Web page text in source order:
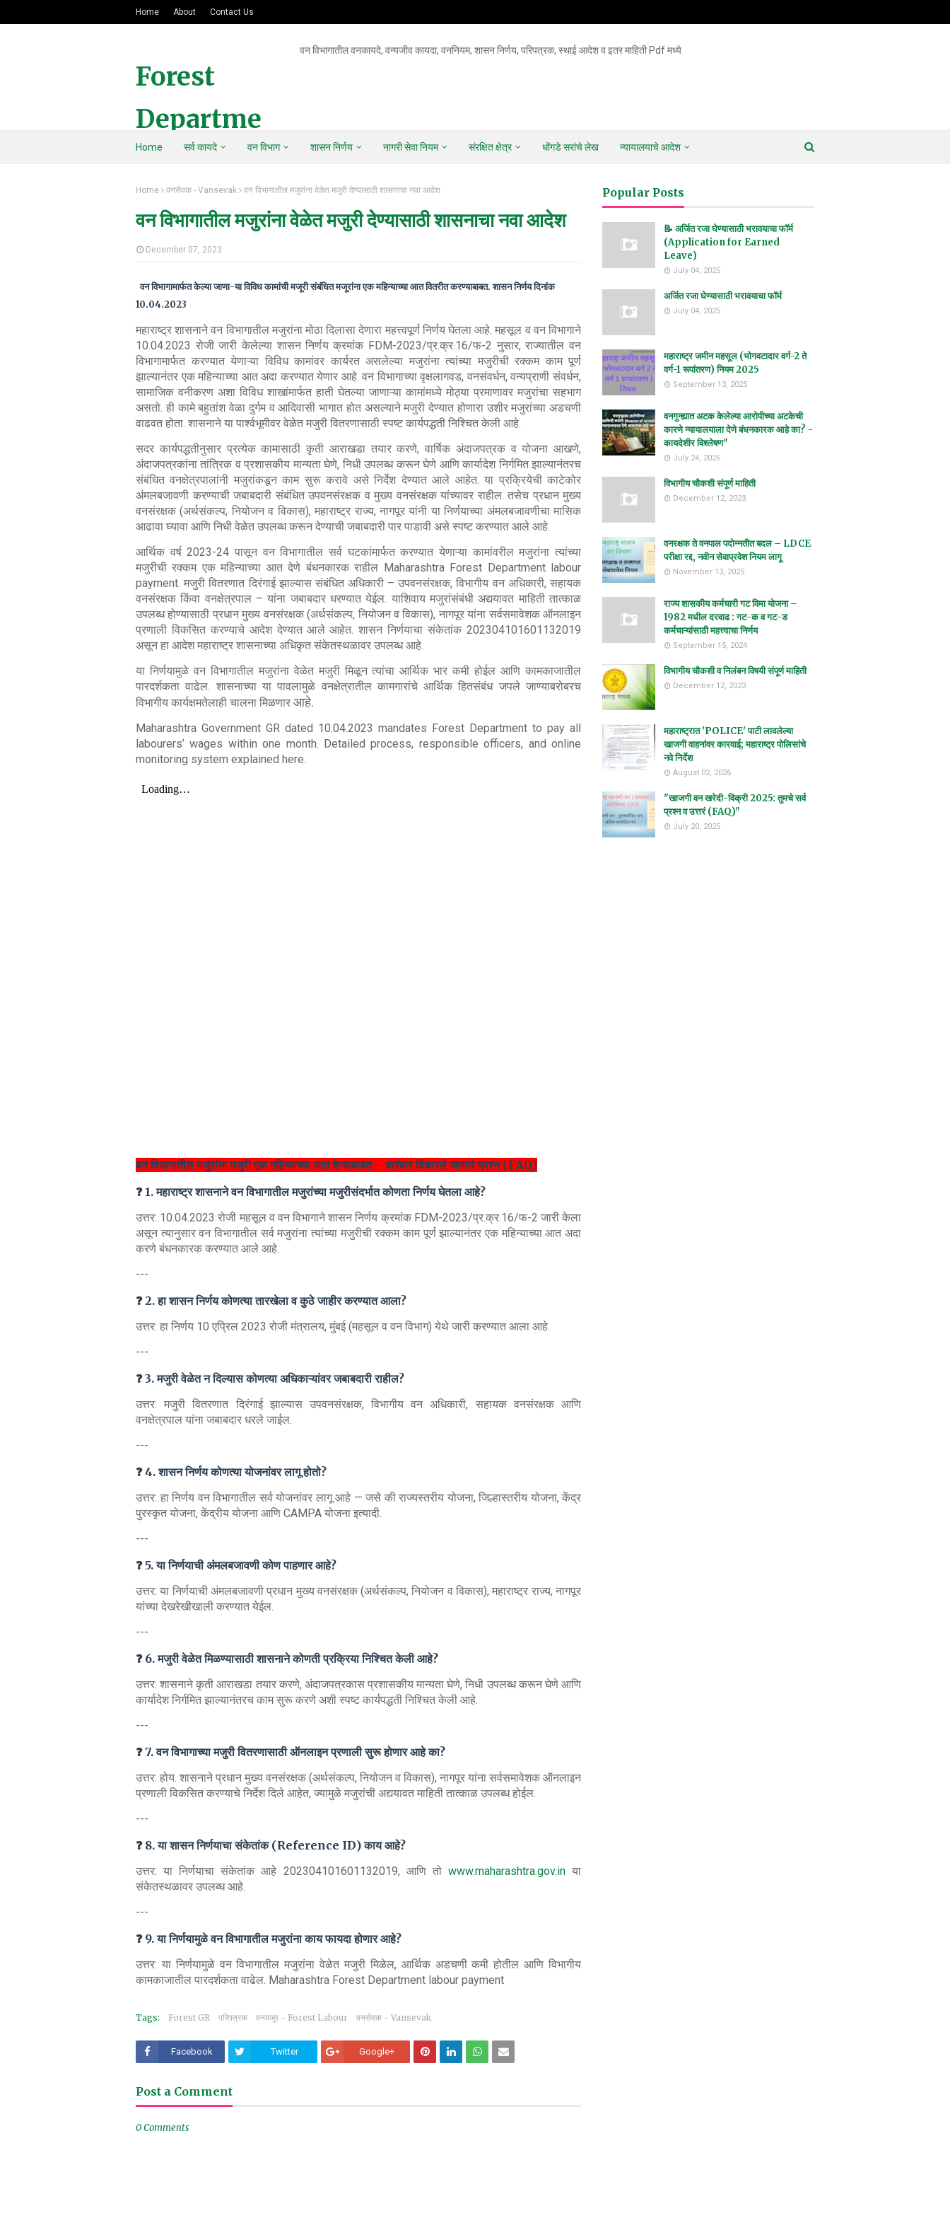
Home About Contact Us
Forest
Departme
nt Of
Maharasht
ra
वन विभागातील वनकायदे, वन्यजीव कायदा, वननियम, शासन निर्णय, परिपत्रक, स्थाई आदेश व इतर माहिती Pdf मध्ये
Home सर्व कायदे वन विभाग शासन निर्णय नागरी सेवा नियम संरक्षित क्षेत्र धोंगडे सरांचे लेख न्यायालयाचे आदेश
Home वनसेवक - Vansevak वन विभागातील मजुरांना वेळेत मजुरी देण्यासाठी शासनाचा नवा आदेश
वन विभागातील मजुरांना वेळेत मजुरी देण्यासाठी शासनाचा नवा आदेश
December 07, 2023
वन विभागामार्फत केल्या जाणा-या विविध कामांची मजूरी संबंधित मजूरांना एक महिन्याच्या आत वितरीत करण्याबाबत. शासन निर्णय दिनांक
10.04.2023
महाराष्ट्र शासनाने वन विभागातील मजुरांना मोठा दिलासा देणारा महत्त्वपूर्ण निर्णय घेतला आहे. महसूल व वन विभागाने
10.04.2023 रोजी जारी केलेल्या शासन निर्णय क्रमांक FDM-2023/प्र.क्र.16/फ-2 नुसार, राज्यातील वन
विभागामार्फत करण्यात येणाऱ्या विविध कामांवर कार्यरत असलेल्या मजुरांना त्यांच्या मजुरीची रक्कम काम पूर्ण
झाल्यानंतर एक महिन्याच्या आत अदा करण्यात येणार आहे. वन विभागाच्या वृक्षलागवड, वनसंवर्धन, वन्यप्राणी संवर्धन,
सामाजिक वनीकरण अशा विविध शाखांमार्फत हाती घेतल्या जाणाऱ्या कामांमध्ये मोठ्या प्रमाणावर मजुरांचा सहभाग
असतो. ही कामे बहुतांश वेळा दुर्गम व आदिवासी भागात होत असल्याने मजुरी देण्यात होणारा उशीर मजुरांच्या अडचणी
वाढवत होता. शासनाने या पार्श्वभूमीवर वेळेत मजुरी वितरणासाठी स्पष्ट कार्यपद्धती निश्चित केली आहे.
सदर कार्यपद्धतीनुसार प्रत्येक कामासाठी कृती आराखडा तयार करणे, वार्षिक अंदाजपत्रक व योजना आखणे,
अंदाजपत्रकांना तांत्रिक व प्रशासकीय मान्यता घेणे, निधी उपलब्ध करून घेणे आणि कार्यादेश निर्गमित झाल्यानंतरच
संबंधित वनक्षेत्रपालांनी मजुरांकडून काम सुरू करावे असे निर्देश देण्यात आले आहेत. या प्रक्रियेची काटेकोर
अंमलबजावणी करण्याची जबाबदारी संबंधित उपवनसंरक्षक व मुख्य वनसंरक्षक यांच्यावर राहील. तसेच प्रधान मुख्य
वनसंरक्षक (अर्थसंकल्प, नियोजन व विकास), महाराष्ट्र राज्य, नागपूर यांनी या निर्णयाच्या अंमलबजावणीचा मासिक
आढावा घ्यावा आणि निधी वेळेत उपलब्ध करून देण्याची जबाबदारी पार पाडावी असे स्पष्ट करण्यात आले आहे.
आर्थिक वर्ष 2023-24 पासून वन विभागातील सर्व घटकांमार्फत करण्यात येणाऱ्या कामांवरील मजुरांना त्यांच्या
मजुरीची रक्कम एक महिन्याच्या आत देणे बंधनकारक राहील Maharashtra Forest Department labour
payment. मजुरी वितरणात दिरंगाई झाल्यास संबंधित अधिकारी – उपवनसंरक्षक, विभागीय वन अधिकारी, सहायक
वनसंरक्षक किंवा वनक्षेत्रपाल – यांना जबाबदार धरण्यात येईल. याशिवाय मजुरांसंबंधी अद्ययावत माहिती तात्काळ
उपलब्ध होण्यासाठी प्रधान मुख्य वनसंरक्षक (अर्थसंकल्प, नियोजन व विकास), नागपूर यांना सर्वसमावेशक ऑनलाइन
प्रणाली विकसित करण्याचे आदेश देण्यात आले आहेत. शासन निर्णयाचा संकेतांक 202304101601132019
असून हा आदेश महाराष्ट्र शासनाच्या अधिकृत संकेतस्थळावर उपलब्ध आहे.
या निर्णयामुळे वन विभागातील मजुरांना वेळेत मजुरी मिळून त्यांचा आर्थिक भार कमी होईल आणि कामकाजातील
पारदर्शकता वाढेल. शासनाच्या या पावलामुळे वनक्षेत्रातील कामगारांचे आर्थिक हितसंबंध जपले जाण्याबरोबरच
विभागीय कार्यक्षमतेलाही चालना मिळणार आहे.
Maharashtra Government GR dated 10.04.2023 mandates Forest Department to pay all
labourers’ wages within one month. Detailed process, responsible officers, and online
monitoring system explained here.
वन विभागातील मजुरांना मजुरी एक महिन्याच्या आत देण्याबाबत – वारंवार विचारले जाणारे प्रश्न (FAQ)
❓ 1. महाराष्ट्र शासनाने वन विभागातील मजुरांच्या मजुरीसंदर्भात कोणता निर्णय घेतला आहे?
उत्तर: 10.04.2023 रोजी महसूल व वन विभागाने शासन निर्णय क्रमांक FDM-2023/प्र.क्र.16/फ-2 जारी केला
असून त्यानुसार वन विभागातील सर्व मजुरांना त्यांच्या मजुरीची रक्कम काम पूर्ण झाल्यानंतर एक महिन्याच्या आत अदा
करणे बंधनकारक करण्यात आले आहे.
---
❓ 2. हा शासन निर्णय कोणत्या तारखेला व कुठे जाहीर करण्यात आला?
उत्तर: हा निर्णय 10 एप्रिल 2023 रोजी मंत्रालय, मुंबई (महसूल व वन विभाग) येथे जारी करण्यात आला आहे.
---
❓ 3. मजुरी वेळेत न दिल्यास कोणत्या अधिकाऱ्यांवर जबाबदारी राहील?
उत्तर: मजुरी वितरणात दिरंगाई झाल्यास उपवनसंरक्षक, विभागीय वन अधिकारी, सहायक वनसंरक्षक आणि
वनक्षेत्रपाल यांना जबाबदार धरले जाईल.
---
❓ 4. शासन निर्णय कोणत्या योजनांवर लागू होतो?
उत्तर: हा निर्णय वन विभागातील सर्व योजनांवर लागू आहे — जसे की राज्यस्तरीय योजना, जिल्हास्तरीय योजना, केंद्र
पुरस्कृत योजना, केंद्रीय योजना आणि CAMPA योजना इत्यादी.
---
❓ 5. या निर्णयाची अंमलबजावणी कोण पाहणार आहे?
उत्तर: या निर्णयाची अंमलबजावणी प्रधान मुख्य वनसंरक्षक (अर्थसंकल्प, नियोजन व विकास), महाराष्ट्र राज्य, नागपूर
यांच्या देखरेखीखाली करण्यात येईल.
---
❓ 6. मजुरी वेळेत मिळण्यासाठी शासनाने कोणती प्रक्रिया निश्चित केली आहे?
उत्तर: शासनाने कृती आराखडा तयार करणे, अंदाजपत्रकास प्रशासकीय मान्यता घेणे, निधी उपलब्ध करून घेणे आणि
कार्यादेश निर्गमित झाल्यानंतरच काम सुरू करणे अशी स्पष्ट कार्यपद्धती निश्चित केली आहे.
---
❓ 7. वन विभागाच्या मजुरी वितरणासाठी ऑनलाइन प्रणाली सुरू होणार आहे का?
उत्तर: होय. शासनाने प्रधान मुख्य वनसंरक्षक (अर्थसंकल्प, नियोजन व विकास), नागपूर यांना सर्वसमावेशक ऑनलाइन
प्रणाली विकसित करण्याचे निर्देश दिले आहेत, ज्यामुळे मजुरांची अद्ययावत माहिती तात्काळ उपलब्ध होईल.
---
❓ 8. या शासन निर्णयाचा संकेतांक (Reference ID) काय आहे?
उत्तर: या निर्णयाचा संकेतांक आहे 202304101601132019, आणि तो www.maharashtra.gov.inया
संकेतस्थळावर उपलब्ध आहे.
---
❓ 9. या निर्णयामुळे वन विभागातील मजुरांना काय फायदा होणार आहे?
उत्तर: या निर्णयामुळे वन विभागातील मजुरांना वेळेत मजुरी मिळेल, आर्थिक अडचणी कमी होतील आणि विभागीय
कामकाजातील पारदर्शकता वाढेल. Maharashtra Forest Department labour payment
Tags: Forest GR परिपत्रक वनमजूर - Forest Labour वनसेवक - Vansevak
Facebook Twitter Google+
Post a Comment
0 Comments
Popular Posts
📝 अर्जित रजा घेण्यासाठी भरावयाचा फॉर्म
(Application for Earned
Leave)
July 04, 2025
अर्जित रजा घेण्यासाठी भरावयाचा फॉर्म
July 04, 2025
महाराष्ट्र जमीन महसूल (भोगवटादार वर्ग-2 ते
वर्ग-1 रूपांतरण) नियम 2025
September 13, 2025
वनगुन्ह्यात अटक केलेल्या आरोपीच्या अटकेची
कारणे न्यायालयाला देणे बंधनकारक आहे का? -
कायदेशीर विश्लेषण"
July 24, 2026
विभागीय चौकशी संपूर्ण माहिती
December 12, 2023
वनरक्षक ते वनपाल पदोन्नतीत बदल – LDCE
परीक्षा रद्द, नवीन सेवाप्रवेश नियम लागू
November 13, 2025
राज्य शासकीय कर्मचारी गट विमा योजना –
1982 मधील दरवाढ : गट-क व गट-ड
कर्मचाऱ्यांसाठी महत्त्वाचा निर्णय
September 15, 2024
विभागीय चौकशी व निलंबन विषयी संपूर्ण माहिती
December 12, 2023
महाराष्ट्रात 'POLICE' पाटी लावलेल्या
खाजगी वाहनांवर कारवाई; महाराष्ट्र पोलिसांचे
नवे निर्देश
August 02, 2026
"खाजगी वन खरेदी-विक्री 2025: तुमचे सर्व
प्रश्न व उत्तरं (FAQ)"
July 20, 2025